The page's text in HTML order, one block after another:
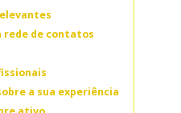
rede de contatos
a sua experiência